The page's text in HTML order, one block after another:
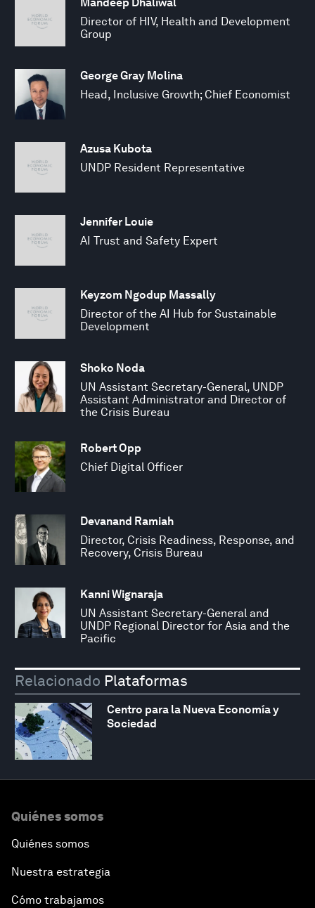
Director of HIV, Health and Development
Group
George Gray Molina
Head, Inclusive Growth; Chief Economist
Azusa Kubota
UNDP Resident Representative
Jennifer Louie
AI Trust and Safety Expert
Keyzom Ngodup Massally
Director of the AI Hub for Sustainable
Development
Shoko Noda
UN Assistant Secretary-General, UNDP
Assistant Administrator and Director of
the Crisis Bureau
Robert Opp
Chief Digital Officer
Devanand Ramiah
Director, Crisis Readiness, Response, and
Recovery, Crisis Bureau
Kanni Wignaraja
UN Assistant Secretary-General and
UNDP Regional Director for Asia and the
Pacific
Relacionado Plataformas
Centro para la Nueva Economía y
Sociedad
Quiénes somos
Quiénes somos
Nuestra estrategia
Cómo trabajamos